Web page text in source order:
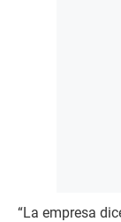
“La empresa